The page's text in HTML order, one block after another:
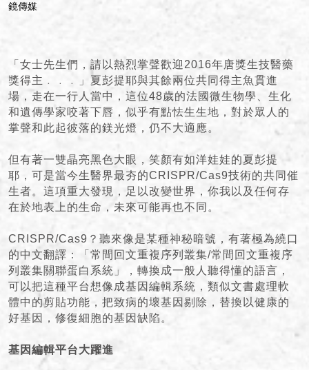
鏡傳媒
「女士先生們，請以熱烈掌聲歡迎2016年唐獎生技醫藥
獎得主﹒﹒﹒」夏彭提耶與其餘兩位共同得主魚貫進
場，走在一行人當中，這位48歲的法國微生物學、生化
和遺傳學家咬著下唇，似乎有點怯生生地，對於眾人的
掌聲和此起彼落的鎂光燈，仍不大適應。
但有著一雙晶亮黑色大眼，笑顏有如洋娃娃的夏彭提
耶，可是當今生醫界最夯的CRISPR/Cas9技術的共同催
生者。這項重大發現，足以改變世界，你我以及任何存
在於地表上的生命，未來可能再也不同。
CRISPR/Cas9？聽來像是某種神秘暗號，有著極為繞口
的中文翻譯：「常間回文重複序列叢集/常間回文重複序
列叢集關聯蛋白系統」，轉換成一般人聽得懂的語言，
可以把這種平台想像成基因編輯系統，類似文書處理軟
體中的剪貼功能，把致病的壞基因剔除，替換以健康的
好基因，修復細胞的基因缺陷。
基因編輯平台大躍進